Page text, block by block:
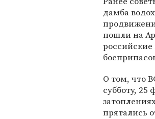
дамба
пошли на
О том, что
субботу,
прятались